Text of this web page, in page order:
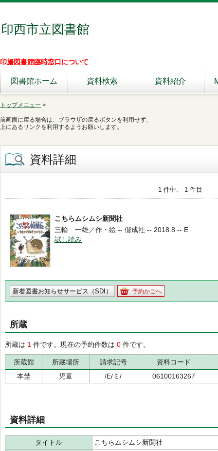
印西市立図書館
印旛図書館臨時窓口について
図書館ホーム 資料検索 資料紹介
トップメニュー >
前画面に戻る場合は、ブラウザの戻るボタンを利用せず、
上にあるリンクを利用するようお願いします。
資料詳細
1 件中、 1 件目
こちらムシムシ新聞社
三輪 一雄／作・絵 -- 偕成社 -- 2018.8 -- E
試し読み
新着図書お知らせサービス（SDI） 予約かごへ
所蔵
所蔵は 1 件です。現在の予約件数は 0 件です。
所蔵館 所蔵場所 請求記号
資料コード
本埜
児童 /E/ミ/ 06100163267
資料詳細
タイトル
こちらムシムシ新聞社